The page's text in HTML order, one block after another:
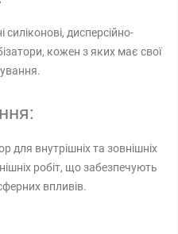
дисперсійно-
кожен з яких має свої
для внутрішніх та зовнішніх
робіт, що забезпечують
впливів.